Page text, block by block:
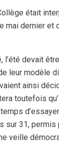
était
dernier et
devait
leur modèle
ainsi
toutefois
sur 31,
veille